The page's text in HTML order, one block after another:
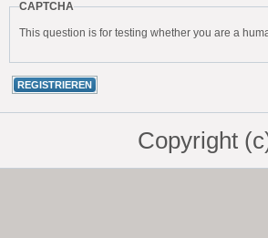
CAPTCHA
This question is for testing whether you are a
Copyright